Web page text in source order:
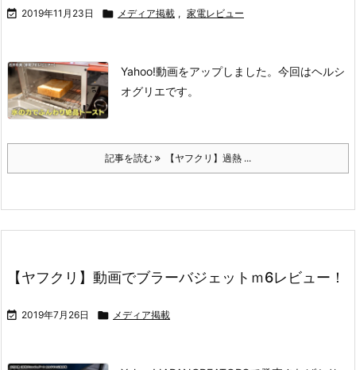
 2019年11月23日  メディア掲載 , 家電レビュー
Yahoo!動画をアップしました。今回はヘルシ
オグリエです。
記事を読む 【ヤフクリ】過熱 ...
【ヤフクリ】動画でブラーバジェットｍ6レビュー！
 2019年7月26日  メディア掲載